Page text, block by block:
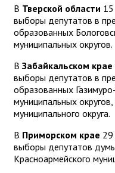
В Тверской области
выборы депутатов в
образованных
муниципальных округов.
В Забайкальском крае
выборы депутатов в
образованных
муниципальных
муниципального округа.
В Приморском крае 29
выборы депутатов
Красноармейского